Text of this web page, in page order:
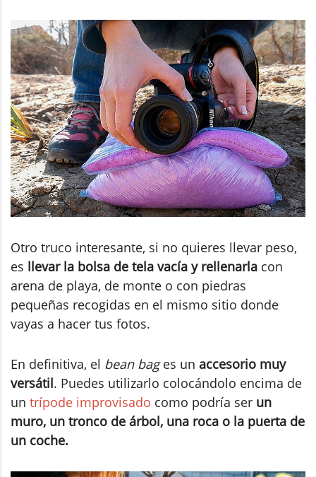
Otro truco interesante, si no quieres llevar peso,
es llevar la bolsa de tela vacía y rellenarla con
arena de playa, de monte o con piedras
pequeñas recogidas en el mismo sitio donde
vayas a hacer tus fotos.
En definitiva, el bean bages un accesorio muy
versátil. Puedes utilizarlo colocándolo encima de
un trípode improvisado como podría ser un
muro, un tronco de árbol, una roca o la puerta de
un coche.